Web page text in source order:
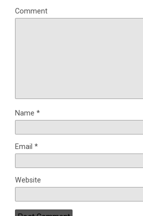
Comment
Name *
Email *
Website